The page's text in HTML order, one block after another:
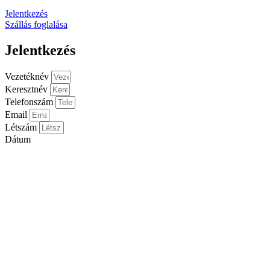
Jelentkezés
Szállás foglalása
Jelentkezés
Vezetéknév
Keresztnév
Telefonszám
Email
Létszám
Dátum